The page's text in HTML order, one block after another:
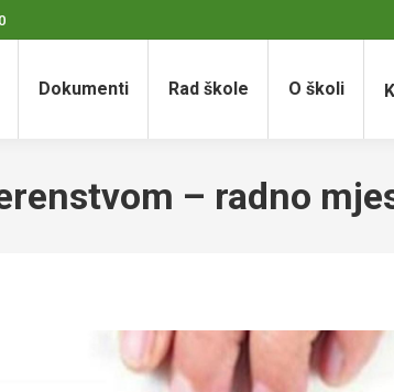
Dokumenti Rad škole O školi
– radno